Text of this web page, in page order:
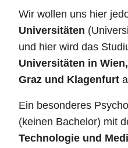
Wir wollen uns hier
Universitäten
und hier wird das
Universitäten in
Graz und Klagenfurt
Ein besonderes
(keinen Bachelor) mit
Technologie und